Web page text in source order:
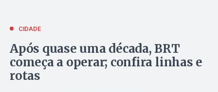
CIDADE
Após quase uma década, BRT
começa a operar; confira linhas e
rotas